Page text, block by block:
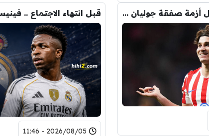
لاعبان من برشلونة لحل أزمة صفقة جوليان ألفاريز !
2026/08/05 - 11:46